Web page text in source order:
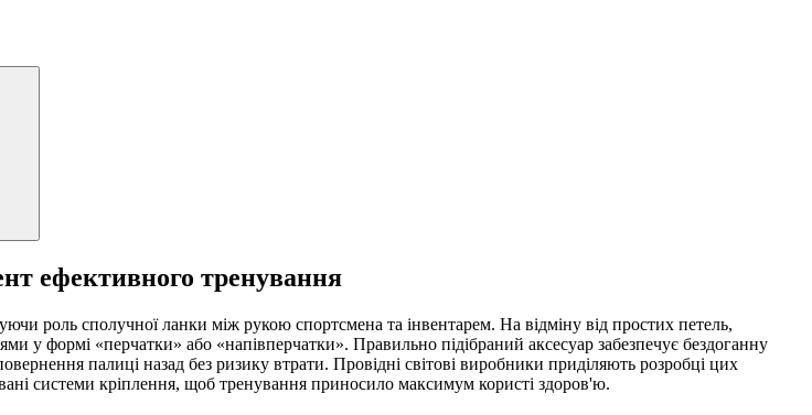
ефективного тренування
роль сполучної ланки між рукою спортсмена та інвентарем. На відміну від простих петель,
у формі «перчатки» або «напівперчатки». Правильно підібраний аксесуар забезпечує бездоганну
палиці назад без ризику втрати. Провідні світові виробники приділяють розробці цих
системи кріплення, щоб тренування приносило максимум користі здоров'ю.